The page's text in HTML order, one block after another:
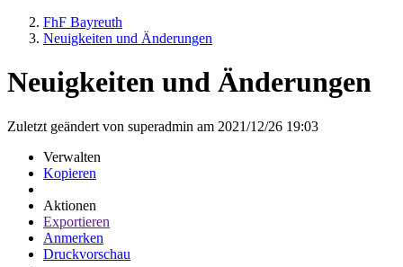
FhF Bayreuth
Neuigkeiten und Änderungen
Neuigkeiten und Änderungen
Zuletzt geändert von superadmin am 2021/12/26 19:03
Verwalten
Kopieren
Aktionen
Exportieren
Anmerken
Druckvorschau